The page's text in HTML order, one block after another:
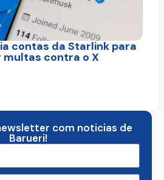
contas da Starlink para
contra o X
com noticias de
Barueri!